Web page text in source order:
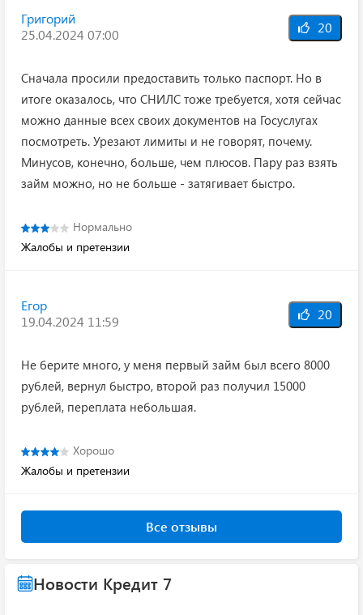
Григорий
25.04.2024 07:00
20
Сначала просили предоставить только паспорт. Но в
итоге оказалось, что СНИЛС тоже требуется, хотя сейчас
можно данные всех своих документов на Госуслугах
посмотреть. Урезают лимиты и не говорят, почему.
Минусов, конечно, больше, чем плюсов. Пару раз взять
займ можно, но не больше - затягивает быстро.
Нормально
Жалобы и претензии
Егор
19.04.2024 11:59
20
Не берите много, у меня первый займ был всего 8000
рублей, вернул быстро, второй раз получил 15000
рублей, переплата небольшая.
Хорошо
Жалобы и претензии
Все отзывы
Новости Кредит 7